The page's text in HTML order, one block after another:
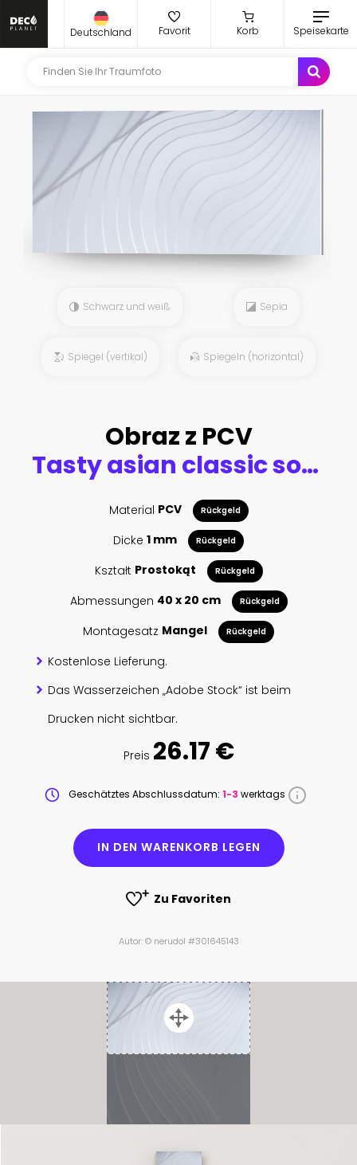
Deutschland Favorit Korb Speisekarte
Schwarz und weiß Sepia
Spiegel (vertikal) Spiegeln (horizontal)
Obraz z PCV
Tasty asian classic soup with noodles and meat
Material PCV Rückgeld
Dicke 1 mm Rückgeld
Kształt Prostokąt Rückgeld
Abmessungen 40 x 20 cm Rückgeld
Montagesatz Mangel Rückgeld
Kostenlose Lieferung.
Das Wasserzeichen „Adobe Stock“ ist beim
Drucken nicht sichtbar.
Preis 26.17 €
Geschätztes Abschlussdatum: 1-3 werktags
IN DEN WARENKORB LEGEN
Zu Favoriten
Autor: © nerudol #301645143